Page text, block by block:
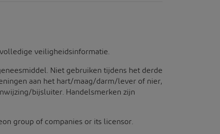
veiligheidsinformatie.
Niet gebruiken tijdens het derde
aan het hart/maag/darm/lever of nier,
bijsluiter. Handelsmerken zijn
group of companies or its licensor.